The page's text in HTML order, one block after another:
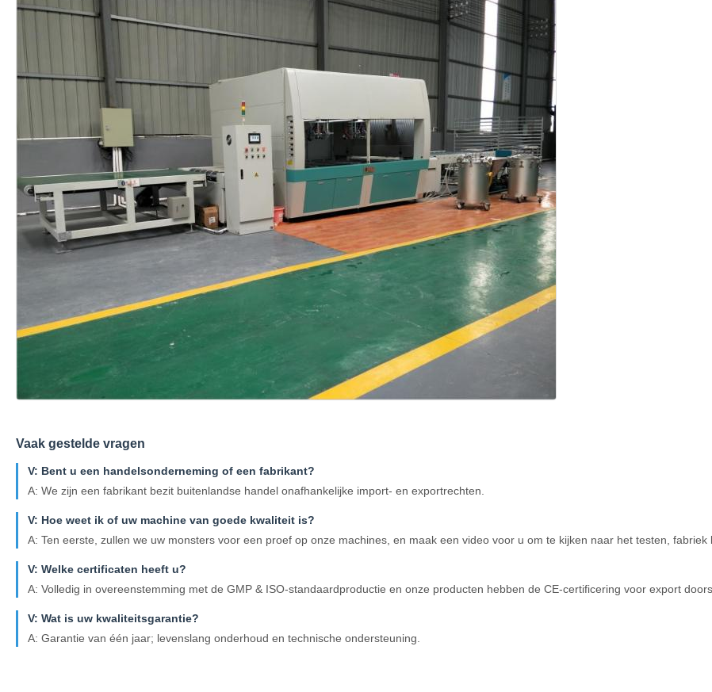
Vaak gestelde vragen
V: Bent u een handelsonderneming of een fabrikant?
A: We zijn een fabrikant bezit buitenlandse handel onafhankelijke import- en exportrechten.
V: Hoe weet ik of uw machine van goede kwaliteit is?
A: Ten eerste, zullen we uw monsters voor een proef op onze machines, en maak een video voor u om te kijken naar het testen,
V: Welke certificaten heeft u?
A: Volledig in overeenstemming met de GMP & ISO-standaardproductie en onze producten hebben de CE-certificering voor export
V: Wat is uw kwaliteitsgarantie?
A: Garantie van één jaar; levenslang onderhoud en technische ondersteuning.